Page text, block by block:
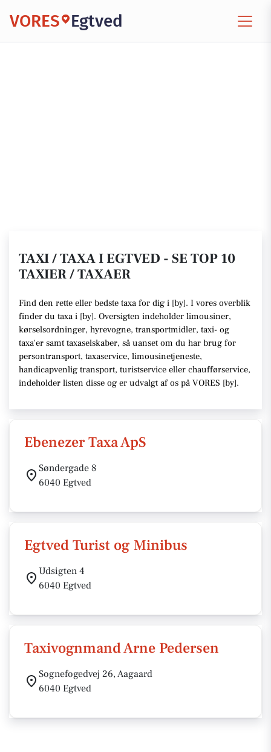
VORES Egtved
TAXI / TAXA I EGTVED - SE TOP 10
TAXIER / TAXAER
Find den rette eller bedste taxa for dig i [by]. I vores overblik
finder du taxa i [by]. Oversigten indeholder limousiner,
kørselsordninger, hyrevogne, transportmidler, taxi- og
taxa'er samt taxaselskaber, så uanset om du har brug for
persontransport, taxaservice, limousinetjeneste,
handicapvenlig transport, turistservice eller chaufførservice,
indeholder listen disse og er udvalgt af os på VORES [by].
Ebenezer Taxa ApS
Søndergade 8
6040 Egtved
Egtved Turist og Minibus
Udsigten 4
6040 Egtved
Taxivognmand Arne Pedersen
Sognefogedvej 26, Aagaard
6040 Egtved